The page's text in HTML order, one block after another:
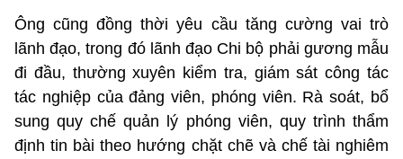
Ông cũng đồng thời yêu cầu tăng cường vai trò
lãnh đạo, trong đó lãnh đạo Chi bộ phải gương mẫu
đi đầu, thường xuyên kiểm tra, giám sát công tác
tác nghiệp của đảng viên, phóng viên. Rà soát, bổ
sung quy chế quản lý phóng viên, quy trình thẩm
định tin bài theo hướng chặt chẽ và chế tài nghiêm